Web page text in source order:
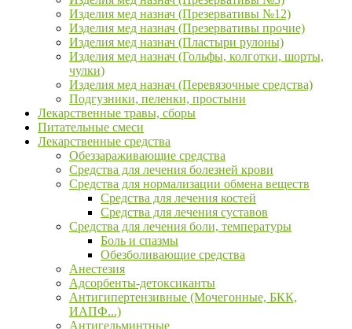
Изделия мед назнач (Презервативы №12)
Изделия мед назнач (Презервативы прочие)
Изделия мед назнач (Пластыри рулоны)
Изделия мед назнач (Гольфы, колготки, шорты,
чулки)
Изделия мед назнач (Перевязочные средства)
Подгузники, пеленки, простыни
Лекарственные травы, сборы
Питательные смеси
Лекарственные средства
Обеззараживающие средства
Средства для лечения болезней крови
Средства для нормализации обмена веществ
Средства для лечения костей
Средства для лечения суставов
Средства для лечения боли, температуры
Боль и спазмы
Обезболивающие средства
Анестезия
Адсорбенты-детоксиканты
Антигипертензивные (Мочегонные, БКК,
ИАПФ...)
Антигельминтные